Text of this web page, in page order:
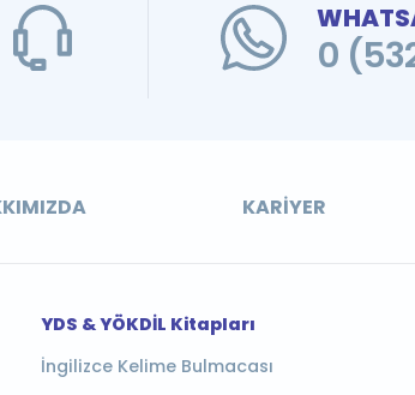
0
KARIYER
YDS & YÖKDİL Kitapları
İngilizce Kelime Bulmacası